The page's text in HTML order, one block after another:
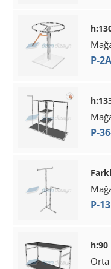
P-2A
P-
P-13